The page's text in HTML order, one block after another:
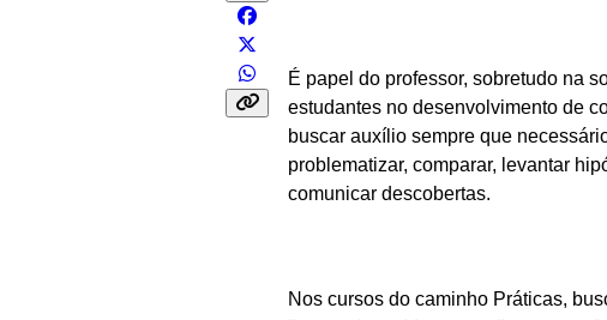
É papel do professor, sobretudo na
estudantes no desenvolvimento de
buscar auxílio sempre que
problematizar, comparar, levantar
comunicar descobertas.
Nos cursos do caminho Práticas,